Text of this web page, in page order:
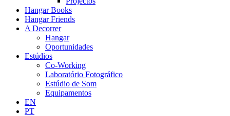
Hangar Books
Hangar Friends
A Decorrer
Hangar
Oportunidades
Estúdios
Co-Working
Laboratório Fotográfico
Estúdio de Som
Equipamentos
EN
PT